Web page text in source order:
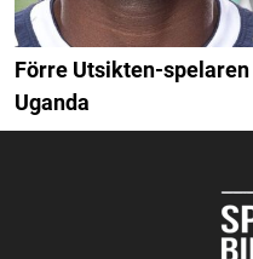
Förre Utsikten-
Uganda